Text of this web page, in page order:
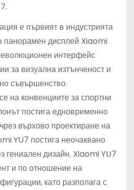
е първият в индустрията
панорамен дисплей Xiaomi
интерфейс
за визуална изтънченост и
съвършенство.
на конвенциите за спортни
постига едновременно
върхово проектиране на
YU7 постига неочаквано
гениален дизайн. Xiaomi YU7
и по отношение на
като разполага с